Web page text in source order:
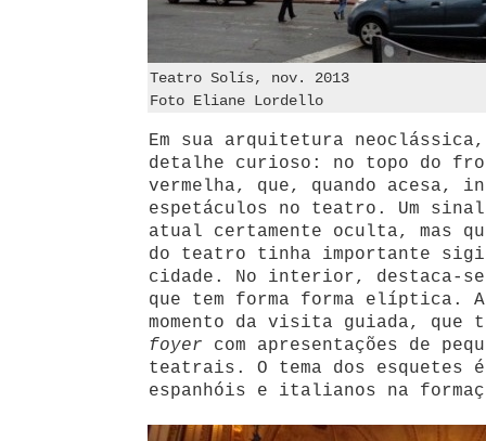
Teatro Solís, nov. 2013
Foto Eliane Lordello
Em sua arquitetura neoclássica,
detalhe curioso: no topo do
vermelha, que, quando acesa,
espetáculos no teatro. Um
atual certamente oculta, mas
do teatro tinha importante
cidade. No interior, destaca-
que tem forma forma elíptica.
momento da visita guiada, que
foyer com apresentações de
teatrais. O tema dos esquetes
espanhóis e italianos na